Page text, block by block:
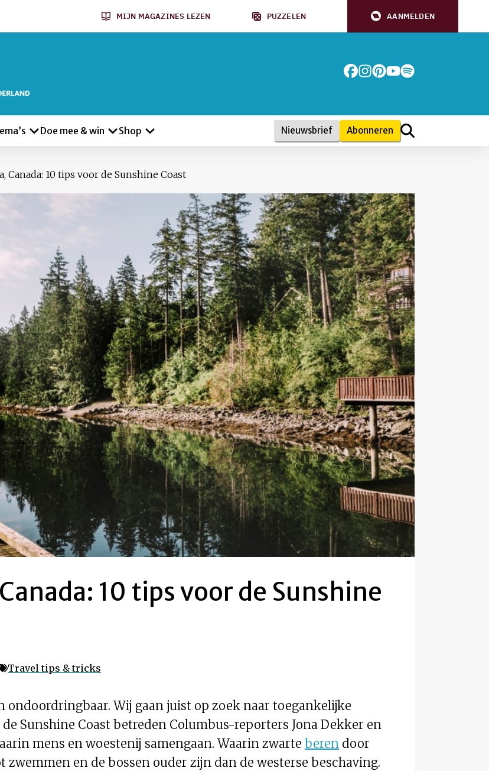
MIJN MAGAZINES LEZEN PUZZELEN AANMELDEN
Doe mee & win Shop Nieuwsbrief Abonneren
Canada: 10 tips voor de Sunshine Coast
10 tips voor de Sunshine
Travel tips & tricks
ondoordringbaar. Wij gaan juist op zoek naar toegankelijke
Sunshine Coast betreden Columbus-reporters Jona Dekker en
mens en woestenij samengaan. Waarin zwarte beren door
zwemmen en de bossen ouder zijn dan de westerse beschaving.